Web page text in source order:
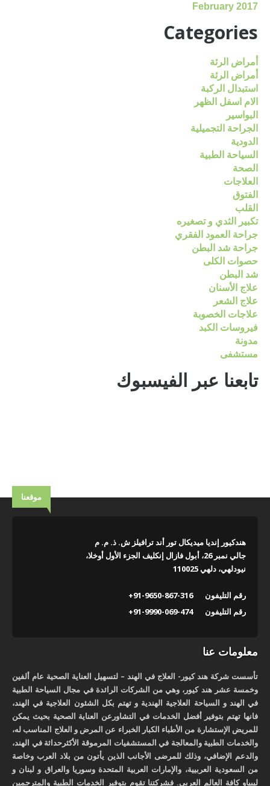
February 2017
Categories
أمراض الرئة
أمراض الرئة
استبدال الركبة
الام اسفل الظهر
البواسير
الجراحة التجميلية
الدودية
السياحة الطبية
الصحة
العلاجات
الفتوق
القلب
تكبير الثدي و تصغيره
جراحة العمود الفقري
جراحة شد البطن
حصوات الكلى
شد البطن
علاج الأسنان
علاج الشعر
علاجات الخصوبة
فيروسات الكبد
مدونة
مستشفى
تابعنا عبر الفيسبوك
موقعنا
هندكيور إنديا ميديكال تور أند ترافيلز ش. ذ. م. م
جالي نمبر 26، أبول فازال إنكليف الجزء الأول أوخلا،
نيودلهي، دلهي 110025
+91-9650-867-316
رقم التليفون
+91-9990-069-474
رقم التليفون
معلومات عنا
تأسست شركة هند كيور- العلاج في الهند – لتسهيل العناية الصحية عام ألفين
وخمسة عشر هند كيور، وهي من الشركات الرائدة في مجال السياحة الطبية
في الهند و السياحة العلاجية الهندية و تهتم بكل الشئون العلاجية في الهند،
فانها تهتم بتوفير أفضل الخدمات في التشاورعن العناية الصحية بحيث يمكن
للمريض الإستشارة من الأطباء الكبار الخبراء عن المرض و العلاج المناسب له،
والخدمات الطبية والمعالجة في المستشفيات المرموقة الأكثرحداثة في الهند،
والدعم الإضافي، وذلك للمرضى الأجانب الذين يأتون من بلاد العرب وخاصة
من السعودية العربيية، والإمارات العربية المتحدة وسوريا والعراق و لبنان و
ليبياو كافة العالم العربي. فشركتنا تقوم بتوفير الخدمات الطبية والمترجمين